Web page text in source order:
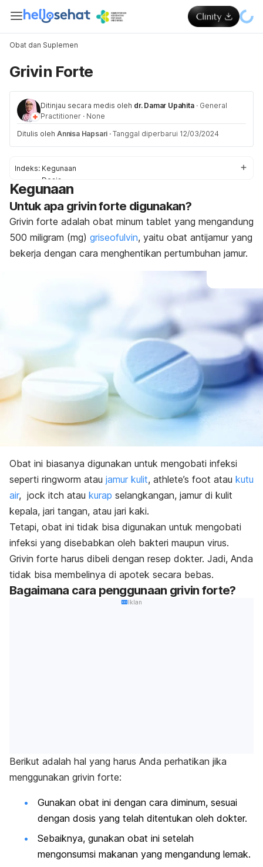
Obat dan Suplemen
Grivin Forte
Ditinjau secara medis oleh dr. Damar Upahita · General
Practitioner · None
Ditulis oleh Annisa Hapsari · Tanggal diperbarui 12/03/2024
Indeks: Kegunaan
Dosis
Efek Samping
Peringatan & Pencegahan
Interaksi
Overdosis
Kegunaan
Untuk apa grivin forte digunakan?
Grivin forte adalah obat minum tablet yang mengandung
500 miligram (mg) griseofulvin, yaitu obat antijamur yang
bekerja dengan cara menghentikan pertumbuhan jamur.
Obat ini biasanya digunakan untuk mengobati infeksi
seperti ringworm atau jamur kulit, athlete’s foot atau kutu
air, jock itch atau kurap selangkangan, jamur di kulit
kepala, jari tangan, atau jari kaki.
Tetapi, obat ini tidak bisa digunakan untuk mengobati
infeksi yang disebabkan oleh bakteri maupun virus.
Grivin forte harus dibeli dengan resep dokter. Jadi, Anda
tidak bisa membelinya di apotek secara bebas.
Bagaimana cara penggunaan grivin forte?
Iklan
Berikut adalah hal yang harus Anda perhatikan jika
menggunakan grivin forte:
Gunakan obat ini dengan cara diminum, sesuai
dengan dosis yang telah ditentukan oleh dokter.
Sebaiknya, gunakan obat ini setelah
mengonsumsi makanan yang mengandung lemak.